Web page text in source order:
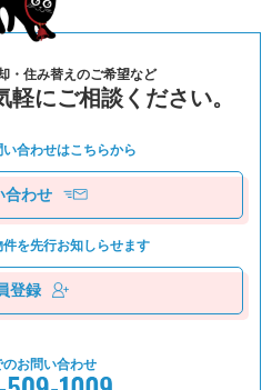
・住み替えのご希望など
にご相談ください。
い合わせはこちらから
合わせ
件を先⾏お知しらせます
登録
のお問い合わせ